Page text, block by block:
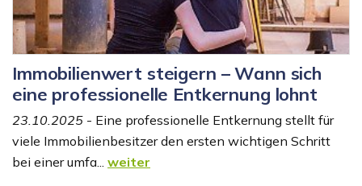
Immobilienwert steigern – Wann sich
eine professionelle Entkernung lohnt
23.10.2025 - Eine professionelle Entkernung stellt für
viele Immobilienbesitzer den ersten wichtigen Schritt
bei einer umfa... weiter